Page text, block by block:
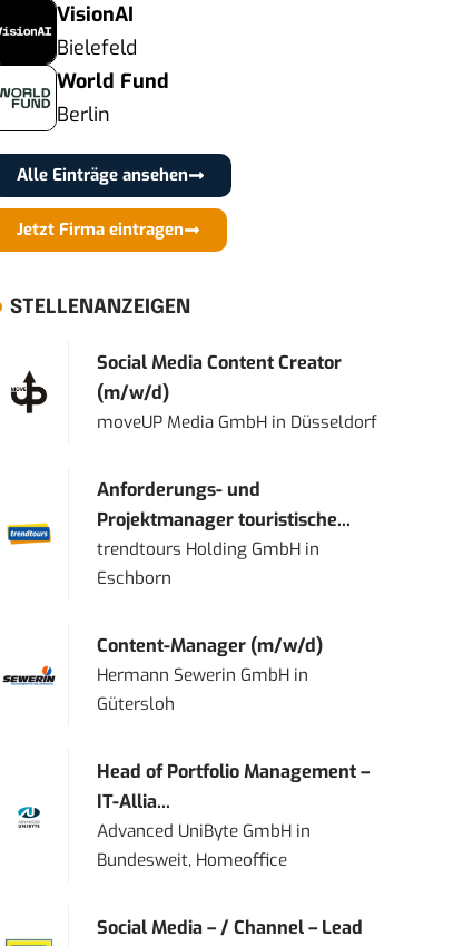
VisionAI
Bielefeld
World Fund
Berlin
Alle Einträge ansehen
Jetzt Firma eintragen
STELLENANZEIGEN
Social Media Content Creator
(m/w/d)
moveUP Media GmbH in Düsseldorf
Anforderungs- und
Projektmanager touristische...
trendtours Holding GmbH in
Eschborn
Content-Manager (m/w/d)
Hermann Sewerin GmbH in
Gütersloh
Head of Portfolio Management –
IT-Allia...
Advanced UniByte GmbH in
Bundesweit, Homeoffice
Social Media – / Channel – Lead